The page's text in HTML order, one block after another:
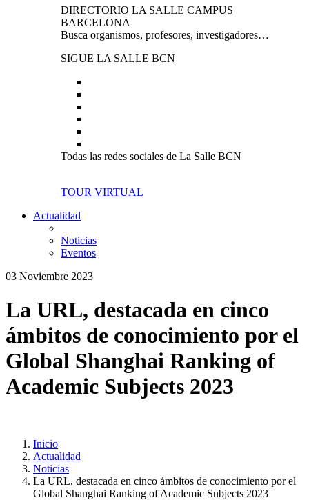
DIRECTORIO LA SALLE CAMPUS
BARCELONA
Busca organismos, profesores, investigadores…
SIGUE LA SALLE BCN
Todas las redes sociales de La Salle BCN
TOUR VIRTUAL
Actualidad
Noticias
Eventos
03 Noviembre 2023
La URL, destacada en cinco
ámbitos de conocimiento por el
Global Shanghai Ranking of
Academic Subjects 2023
Inicio
Actualidad
Noticias
La URL, destacada en cinco ámbitos de conocimiento por el
Global Shanghai Ranking of Academic Subjects 2023